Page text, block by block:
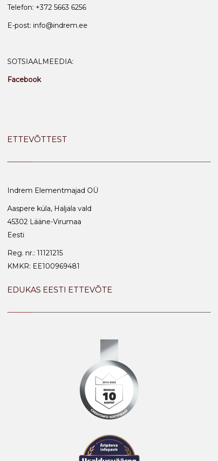
Telefon: +372 5663 6256
E-post: info@indrem.ee
SOTSIAALMEEDIA:
Facebook
ETTEVÕTTEST
Indrem Elementmajad OÜ
Aaspere küla, Haljala vald
45302 Lääne-Virumaa
Eesti
Reg. nr.: 11121215
KMKR: EE100969481
EDUKAS EESTI ETTEVÕTE